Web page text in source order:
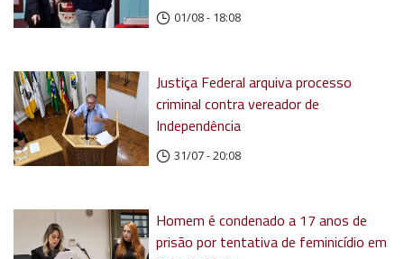
01/08 - 18:08
Justiça Federal arquiva processo
criminal contra vereador de
Independência
31/07 - 20:08
Homem é condenado a 17 anos de
prisão por tentativa de feminicídio em